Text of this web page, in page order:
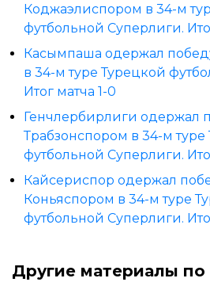
Коджаэлиспором в 34-м
футбольной Суперлиги.
Касымпаша одержал
в 34-м туре Турецкой
Итог матча 1-0
Генчлербирлиги одержал
Трабзонспором в 34-м туре
футбольной Суперлиги.
Кайсериспор одержал
Коньяспором в 34-м туре
футбольной Суперлиги.
Другие материалы по